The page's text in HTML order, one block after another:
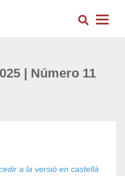
Cerca
| Número 11
a la versió en castellà